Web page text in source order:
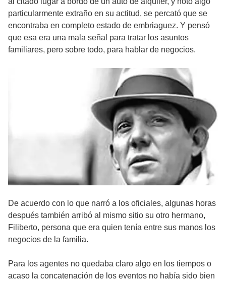
particularmente extraño en su actitud, se percató que se
encontraba en completo estado de embriaguez. Y pensó
que esa era una mala señal para tratar los asuntos
familiares, pero sobre todo, para hablar de negocios.
De acuerdo con lo que narró a los oficiales, algunas horas
después también arribó al mismo sitio su otro hermano,
Filiberto, persona que era quien tenía entre sus manos los
negocios de la familia.
Para los agentes no quedaba claro algo en los tiempos o
acaso la concatenación de los eventos no había sido bien